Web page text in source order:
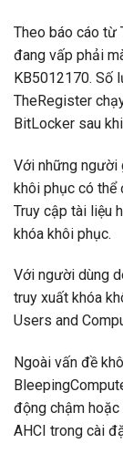
Theo báo cáo từ
đang vấp phải
KB5012170. Số
TheRegister
BitLocker sau
Với những người
khôi phục có
Truy cập tài liệu
khóa khôi phục.
Với người dùng
truy xuất khóa
Users and
Ngoài vấn đề
động chậm
AHCI trong cài